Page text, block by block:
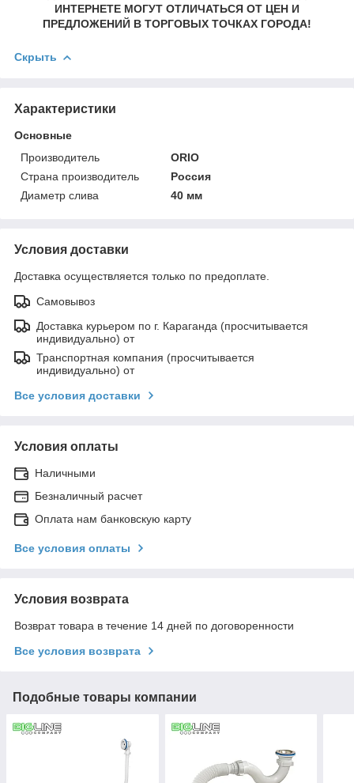
ИНТЕРНЕТЕ МОГУТ ОТЛИЧАТЬСЯ ОТ ЦЕН И
ПРЕДЛОЖЕНИЙ В ТОРГОВЫХ ТОЧКАХ ГОРОДА!
Скрыть
Характеристики
Основные
Производитель
ORIO
Страна производитель
Россия
Диаметр слива
40 мм
Условия доставки
Доставка осуществляется только по предоплате.
Самовывоз
Доставка курьером по г. Караганда (просчитывается
индивидуально) от
Транспортная компания (просчитывается
индивидуально) от
Все условия доставки
Условия оплаты
Наличными
Безналичный расчет
Оплата нам банковскую карту
Все условия оплаты
Условия возврата
Возврат товара в течение 14 дней по договоренности
Все условия возврата
Подобные товары компании